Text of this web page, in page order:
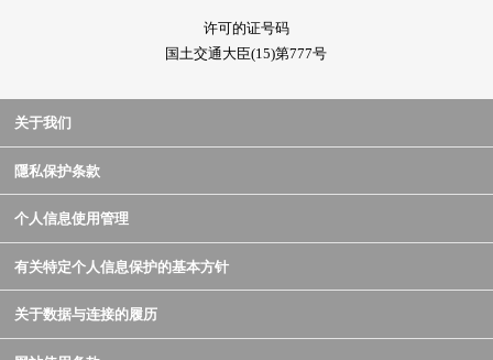
许可的证号码
国土交通大臣(15)第777号
关于我们
隱私保护条款
个人信息使用管理
有关特定个人信息保护的基本方针
关于数据与连接的履历